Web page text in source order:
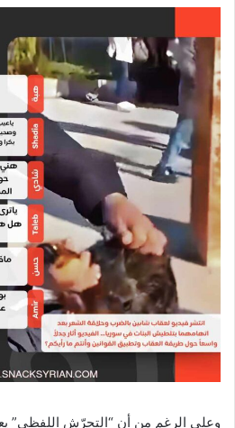
وعلى الرغم من أن “التحرّش اللفظي”